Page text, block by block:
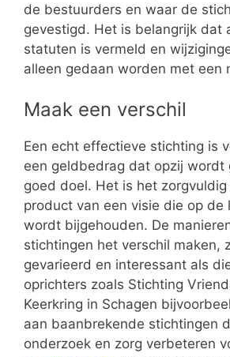
de bestuurders en waar de
gevestigd. Het is belangrijk dat
statuten is vermeld en
alleen gedaan worden met een
Maak een verschil
Een echt effectieve stichting is
een geldbedrag dat opzij wordt
goed doel. Het is het
product van een visie die op de
wordt bijgehouden. De
stichtingen het verschil maken,
gevarieerd en interessant als
oprichters zoals Stichting
Keerkring in Schagen
aan baanbrekende stichtingen
onderzoek en zorg verbeteren